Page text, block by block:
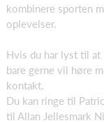
kombinere sporten
oplevelser.
Hvis du har lyst til
bare gerne vil høre
kontakt.
Du kan ringe til
til Allan Jellesmark